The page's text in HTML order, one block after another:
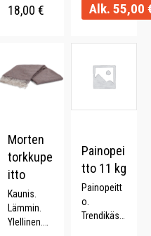
Lahjapuss
18,00 €
170 cm.
Alk. 55,00
Morten
torkkupe
itto
Kaunis.
Lämmin.
Ylellinen.
Painopei
tto 11 kg
Painopeitt
o.
Trendikäs.